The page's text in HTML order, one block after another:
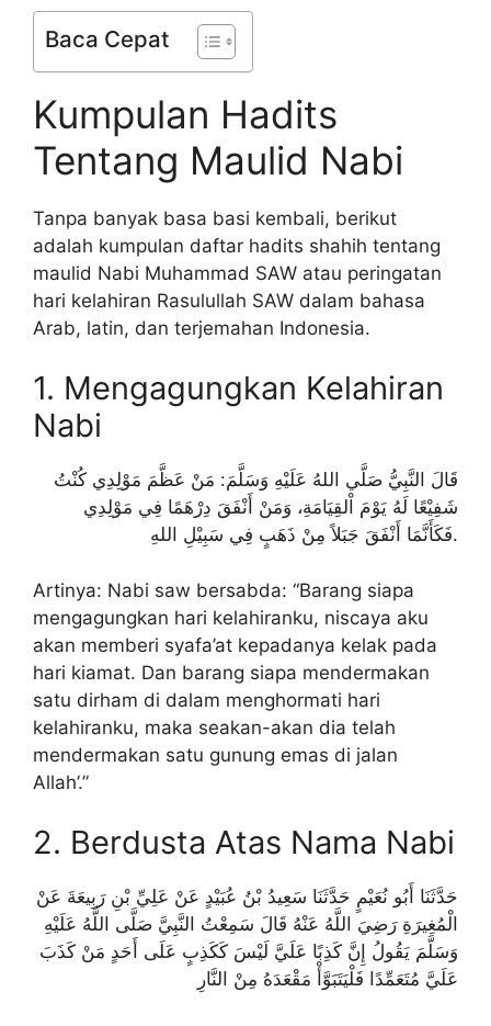
Baca Cepat
Kumpulan Hadits
Tentang Maulid Nabi
Tanpa banyak basa basi kembali, berikut
adalah kumpulan daftar hadits shahih tentang
maulid Nabi Muhammad SAW atau peringatan
hari kelahiran Rasulullah SAW dalam bahasa
Arab, latin, dan terjemahan Indonesia.
1. Mengagungkan Kelahiran
Nabi
قَالَ النَّبِيُّ صَلَّي اللهُ عَلَيْهِ وَسَلَّمَ: مَنْ عَظَّمَ مَوْلِدِي كُنْتُ
شَفِيْعًا لَهُ يَوْمَ اْلقِيَامَةِ، وَمَنْ أَنْفَقَ دِرْهَمًا فِي مَوْلِدِي
فَكَأَنَّمَا أَنْفَقَ جَبَلاً مِنْ ذَهَبٍ فِي سَبِيْلِ اللهِ.
Artinya: Nabi saw bersabda: “Barang siapa
mengagungkan hari kelahiranku, niscaya aku
akan memberi syafa’at kepadanya kelak pada
hari kiamat. Dan barang siapa mendermakan
satu dirham di dalam menghormati hari
kelahiranku, maka seakan-akan dia telah
mendermakan satu gunung emas di jalan
Allah’.”
2. Berdusta Atas Nama Nabi
حَدَّثَنَا أَبُو نُعَيْمٍ حَدَّثَنَا سَعِيدُ بْنُ عُبَيْدٍ عَنْ عَلِيِّ بْنِ رَبِيعَةَ عَنْ
الْمُغِيرَةِ رَضِيَ اللَّهُ عَنْهُ قَالَ سَمِعْتُ النَّبِيَّ صَلَّى اللَّهُ عَلَيْهِ
وَسَلَّمَ يَقُولُ إِنَّ كَذِبًا عَلَيَّ لَيْسَ كَكَذِبٍ عَلَى أَحَدٍ مَنْ كَذَبَ
عَلَيَّ مُتَعَمِّدًا فَلْيَتَبَوَّأْ مَقْعَدَهُ مِنْ النَّارِ